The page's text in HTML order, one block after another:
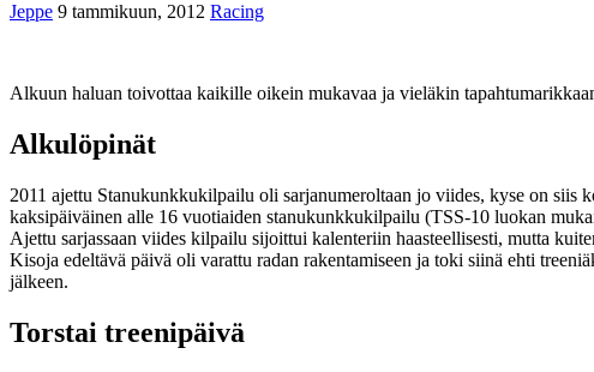
Jeppe 9 tammikuun, 2012 Racing
Alkuun haluan toivottaa kaikille oikein mukavaa ja vieläkin
Alkulöpinät
2011 ajettu Stanukunkkukilpailu oli sarjanumeroltaan jo viides, kyse on siis
kaksipäiväinen alle 16 vuotiaiden stanukunkkukilpailu (TSS-10 luokan
Ajettu sarjassaan viides kilpailu sijoittui kalenteriin haasteellisesti, mutta
Kisoja edeltävä päivä oli varattu radan rakentamiseen ja toki siinä ehti
jälkeen.
Torstai treenipäivä